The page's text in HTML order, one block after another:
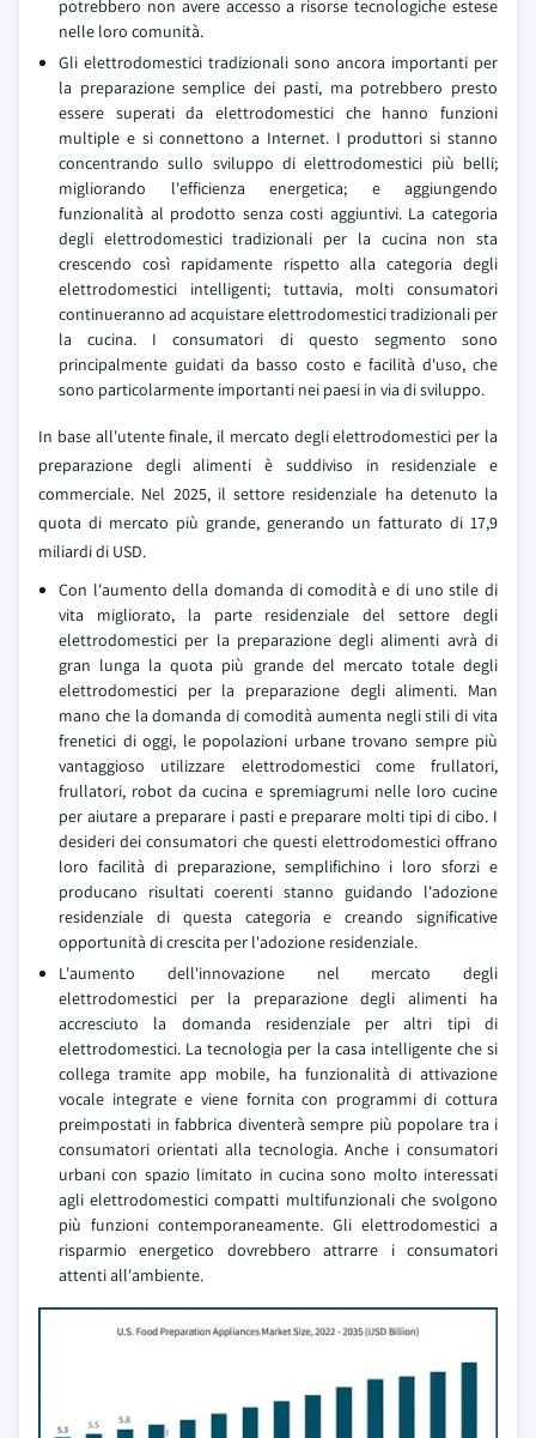
potrebbero non avere accesso a risorse tecnologiche estese
nelle loro comunità.
Gli elettrodomestici tradizionali sono ancora importanti per
la preparazione semplice dei pasti, ma potrebbero presto
essere superati da elettrodomestici che hanno funzioni
multiple e si connettono a Internet. I produttori si stanno
concentrando sullo sviluppo di elettrodomestici più belli;
migliorando l'efficienza energetica; e aggiungendo
funzionalità al prodotto senza costi aggiuntivi. La categoria
degli elettrodomestici tradizionali per la cucina non sta
crescendo così rapidamente rispetto alla categoria degli
elettrodomestici intelligenti; tuttavia, molti consumatori
continueranno ad acquistare elettrodomestici tradizionali per
la cucina. I consumatori di questo segmento sono
principalmente guidati da basso costo e facilità d'uso, che
sono particolarmente importanti nei paesi in via di sviluppo.
In base all'utente finale, il mercato degli elettrodomestici per la
preparazione degli alimenti è suddiviso in residenziale e
commerciale. Nel 2025, il settore residenziale ha detenuto la
quota di mercato più grande, generando un fatturato di 17,9
miliardi di USD.
Con l'aumento della domanda di comodità e di uno stile di
vita migliorato, la parte residenziale del settore degli
elettrodomestici per la preparazione degli alimenti avrà di
gran lunga la quota più grande del mercato totale degli
elettrodomestici per la preparazione degli alimenti. Man
mano che la domanda di comodità aumenta negli stili di vita
frenetici di oggi, le popolazioni urbane trovano sempre più
vantaggioso utilizzare elettrodomestici come frullatori,
frullatori, robot da cucina e spremiagrumi nelle loro cucine
per aiutare a preparare i pasti e preparare molti tipi di cibo. I
desideri dei consumatori che questi elettrodomestici offrano
loro facilità di preparazione, semplifichino i loro sforzi e
producano risultati coerenti stanno guidando l'adozione
residenziale di questa categoria e creando significative
opportunità di crescita per l'adozione residenziale.
L'aumento dell'innovazione nel mercato degli
elettrodomestici per la preparazione degli alimenti ha
accresciuto la domanda residenziale per altri tipi di
elettrodomestici. La tecnologia per la casa intelligente che si
collega tramite app mobile, ha funzionalità di attivazione
vocale integrate e viene fornita con programmi di cottura
preimpostati in fabbrica diventerà sempre più popolare tra i
consumatori orientati alla tecnologia. Anche i consumatori
urbani con spazio limitato in cucina sono molto interessati
agli elettrodomestici compatti multifunzionali che svolgono
più funzioni contemporaneamente. Gli elettrodomestici a
risparmio energetico dovrebbero attrarre i consumatori
attenti all'ambiente.